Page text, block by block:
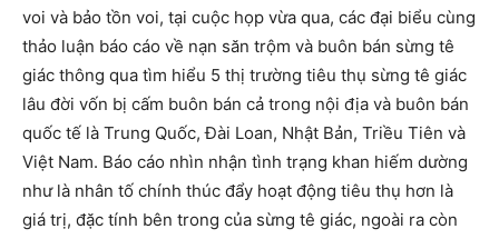
voi và bảo tồn voi, tại cuộc họp vừa qua, các đại biểu cùng
thảo luận báo cáo về nạn săn trộm và buôn bán sừng tê
giác thông qua tìm hiểu 5 thị trường tiêu thụ sừng tê giác
lâu đời vốn bị cấm buôn bán cả trong nội địa và buôn bán
quốc tế là Trung Quốc, Đài Loan, Nhật Bản, Triều Tiên và
Việt Nam. Báo cáo nhìn nhận tình trạng khan hiếm dường
như là nhân tố chính thúc đẩy hoạt động tiêu thụ hơn là
giá trị, đặc tính bên trong của sừng tê giác, ngoài ra còn